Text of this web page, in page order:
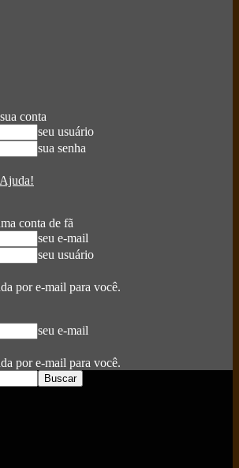
conta
seu usuário
sua senha
conta de fã
seu e-mail
seu usuário
por e-mail para você.
seu e-mail
por e-mail para você.